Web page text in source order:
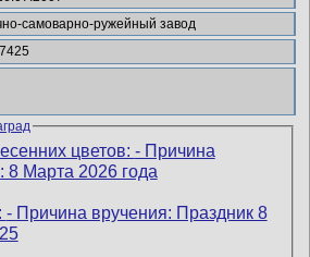
самоварно-ружейный завод